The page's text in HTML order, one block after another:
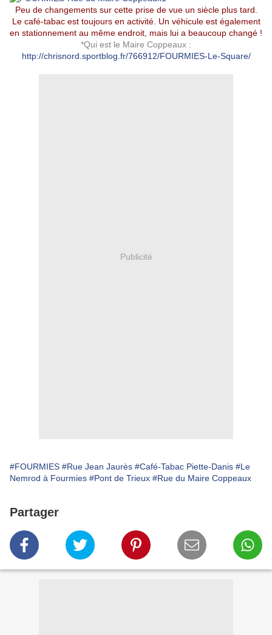
Peu de changements sur cette prise de vue un siècle plus tard.
Le café-tabac est toujours en activité. Un véhicule est également
en stationnement au même endroit, mais lui a beaucoup changé !
*Qui est le Maire Coppeaux :
http://chrisnord.sportblog.fr/766912/FOURMIES-Le-Square/
Publicité
#FOURMIES #Rue Jean Jaurès #Café-Tabac Piette-Danis #Le
Nemrod à Fourmies #Pont de Trieux #Rue du Maire Coppeaux
Partager